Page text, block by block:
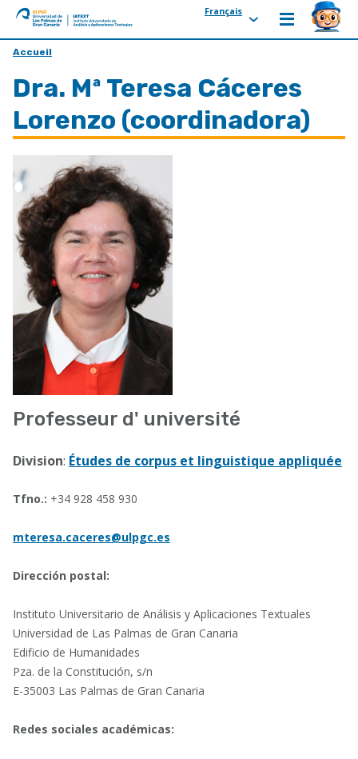
ULPGC
Ir
inicio
de
IATEXT
Français
Accueil
Dra. Mª Teresa Cáceres
Lorenzo (coordinadora)
Professeur d' université
Division: Études de corpus et linguistique appliquée
Tfno.: +34 928 458 930
mteresa.caceres@ulpgc.es
Dirección postal:
Instituto Universitario de Análisis y Aplicaciones Textuales
Universidad de Las Palmas de Gran Canaria
Edificio de Humanidades
Pza. de la Constitución, s/n
E-35003 Las Palmas de Gran Canaria
Redes sociales académicas: